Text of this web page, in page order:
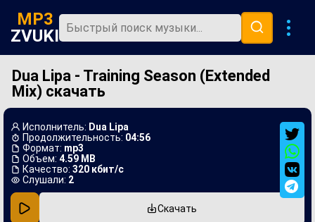
MP3
ZVUKI
Главная
Новинки
Популярная
В машину
Музыка 80х
Ремиксы
Dua Lipa - Training Season (Extended
Mix) скачать
Исполнитель: Dua Lipa
Продолжительность: 04:56
Формат: mp3
Объем: 4.59 MB
Качество: 320 кбит/с
Слушали: 2
Скачать